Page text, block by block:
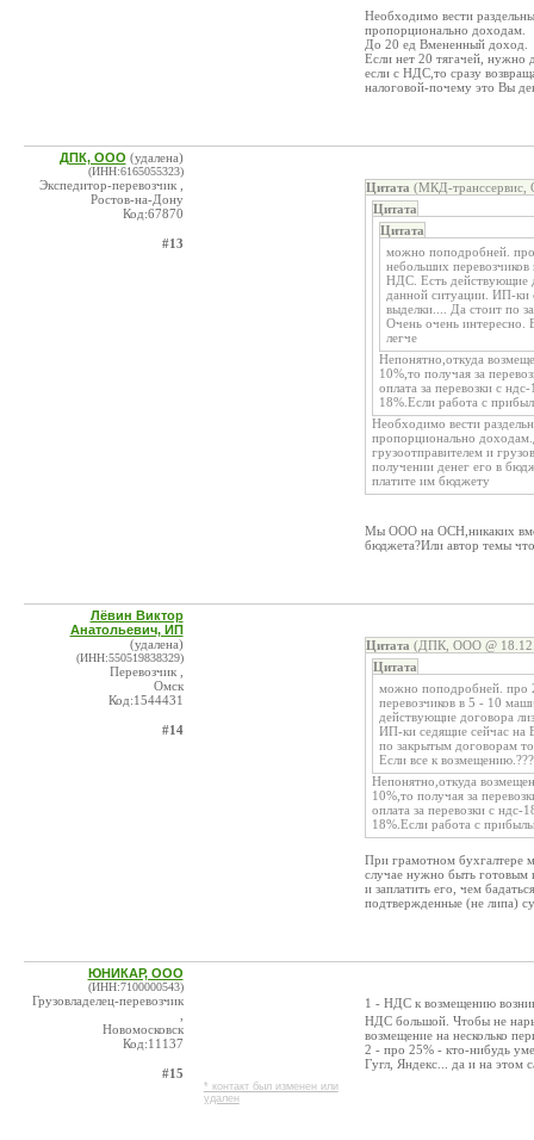
Необходимо вести
пропорционально доходам.
До 20 ед Вмененный доход.
Если нет 20 тягачей, нужно
если с НДС,то сразу
налоговой-почему это Вы
ДПК, ООО (удалена)
(ИНН:6165055323)
Экспедитор-перевозчик ,
Ростов-на-Дону
Код:67870
#13
Цитата (МКД-транссервис,
Цитата
Цитата
можно поподробней.
небольших
НДС. Есть действующие
данной ситуации. ИП-ки
выделки.... Да стоит по
Очень очень интересно.
легче
Непонятно,откуда
10%,то получая за
оплата за перевозки с
18%.Если работа с
Необходимо вести
пропорционально
грузоотправителем и
получении денег его в
платите им бюджету
Мы ООО на ОСН,никаких
бюджета?Или автор темы
Лёвин Виктор
Анатольевич, ИП
(удалена)
(ИНН:550519838329)
Перевозчик ,
Омск
Код:1544431
#14
Цитата (ДПК, ООО @
Цитата
можно поподробней. про
перевозчиков в 5 - 10
действующие договора
ИП-ки седящие сейчас на
по закрытым договорам
Если все к
Непонятно,откуда
10%,то получая за
оплата за перевозки с
18%.Если работа с
При грамотном бухгалтере
случае нужно быть готовым
и заплатить его, чем
подтвержденные (не липа)
ЮНИКАР, ООО
(ИНН:7100000543)
Грузовладелец-перевозчик
Новомосковск
Код:11137
#15
* контакт был изменен или
удален
1 - НДС к возмещению
НДС большой. Чтобы не
возмещение на несколько
2 - про 25% - кто-нибудь
Гугл, Яндекс... да и на